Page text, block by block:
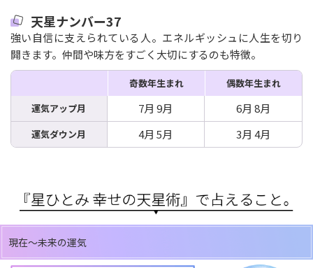
天星ナンバー37
強い自信に支えられている人。エネルギッシュに人生を切り
開きます。仲間や味方をすごく大切にするのも特徴。
奇数年生まれ
偶数年生まれ
運気アップ月
7月 9月 6月 8月
運気ダウン月 4月 5月 3月 4月
現在～未来の運気